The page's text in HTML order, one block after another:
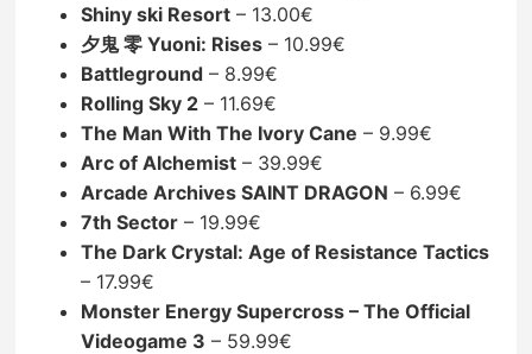
Shiny ski Resort – 13.00€
夕鬼 零 Yuoni: Rises – 10.99€
Battleground – 8.99€
Rolling Sky 2 – 11.69€
The Man With The Ivory Cane – 9.99€
Arc of Alchemist – 39.99€
Arcade Archives SAINT DRAGON – 6.99€
7th Sector – 19.99€
The Dark Crystal: Age of Resistance Tactics
– 17.99€
Monster Energy Supercross – The Official
Videogame 3 – 59.99€